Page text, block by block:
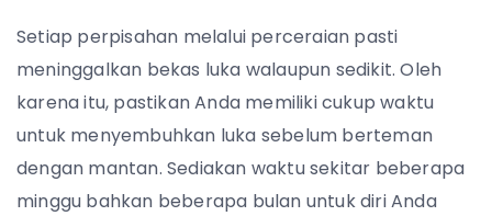
Setiap perpisahan melalui perceraian pasti
meninggalkan bekas luka walaupun sedikit. Oleh
karena itu, pastikan Anda memiliki cukup waktu
untuk menyembuhkan luka sebelum berteman
dengan mantan. Sediakan waktu sekitar beberapa
minggu bahkan beberapa bulan untuk diri Anda